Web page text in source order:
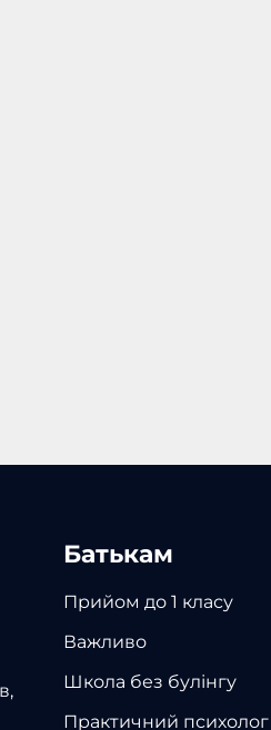
Батькам
Прийом до 1 класу
Важливо
Школа без булінгу
Практичний психолог